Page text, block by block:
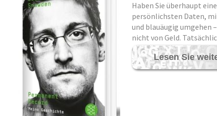
Haben Sie überhaupt
persönlichsten Daten,
und blauäugig umgehen
nicht von Geld.
Lesen Sie